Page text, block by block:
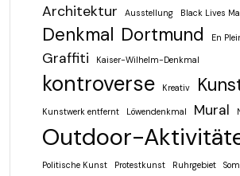
Architektur Ausstellung Black Lives
Denkmal Dortmund En
Graffiti Kaiser-Wilhelm-Denkmal
kontroverse Kreativ
Kunstwerk entfernt Löwendenkmal Mural
Outdoor-
Politische Kunst Protestkunst Ruhrgebiet